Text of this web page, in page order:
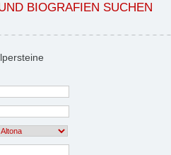
BIOGRAFIEN SUCHEN